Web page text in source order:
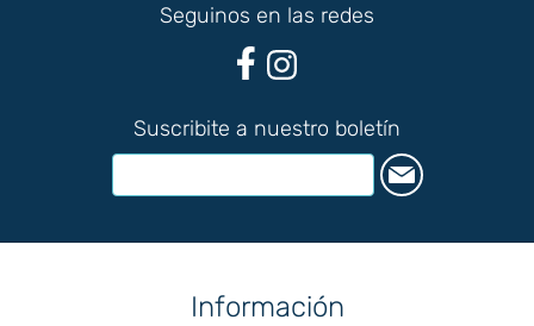
Seguinos en las redes
Suscribite a nuestro boletín
Información